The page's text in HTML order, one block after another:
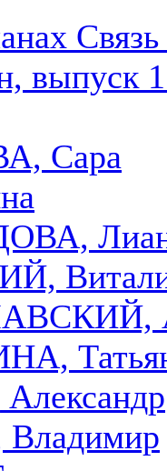
выпуск
Сара